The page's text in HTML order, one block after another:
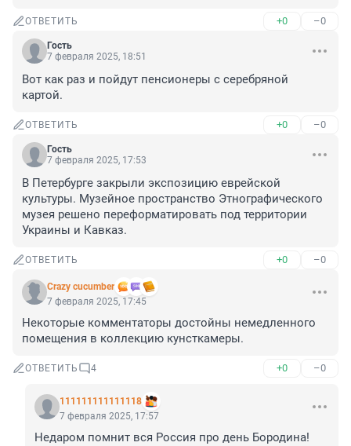
ОТВЕТИТЬ +0 –0
Гость
7 февраля 2025, 18:51
Вот как раз и пойдут пенсионеры с серебряной
картой.
ОТВЕТИТЬ +0 –0
Гость
7 февраля 2025, 17:53
В Петербурге закрыли экспозицию еврейской
культуры. Музейное пространство Этнографического
музея решено переформатировать под территории
Украины и Кавказ.
ОТВЕТИТЬ +0 –0
Crazy cucumber
7 февраля 2025, 17:45
Некоторые комментаторы достойны немедленного
помещения в коллекцию кунсткамеры.
ОТВЕТИТЬ 4 +0 –0
111111111111118
7 февраля 2025, 17:57
Недаром помнит вся Россия про день Бородина!